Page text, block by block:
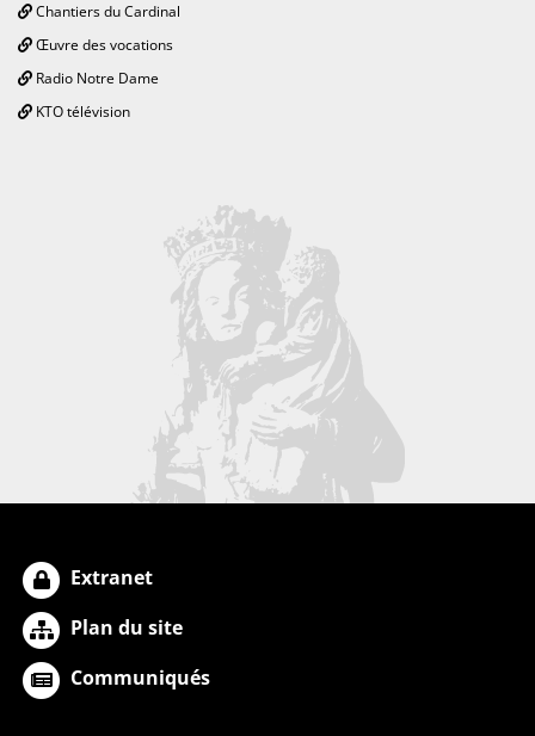
Chantiers du Cardinal
Œuvre des vocations
Radio Notre Dame
KTO télévision
Extranet
Plan du site
Communiqués